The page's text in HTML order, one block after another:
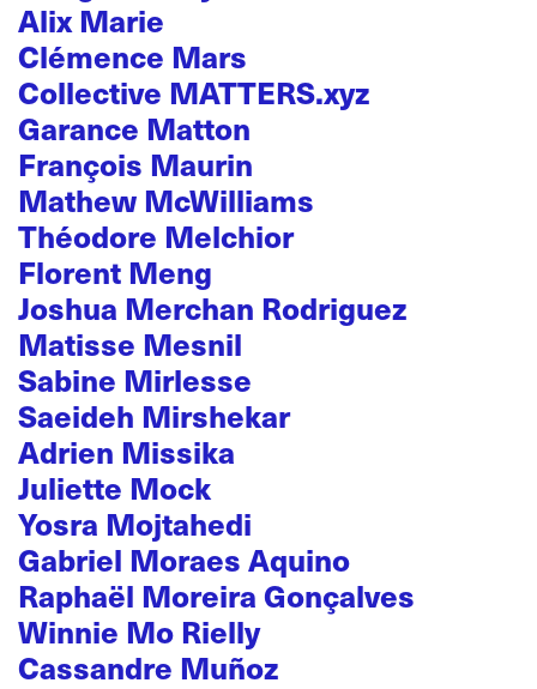
Alix Marie
Clémence Mars
Collective MATTERS.xyz
Garance Matton
François Maurin
Mathew McWilliams
Théodore Melchior
Florent Meng
Joshua Merchan Rodriguez
Matisse Mesnil
Sabine Mirlesse
Saeideh Mirshekar
Adrien Missika
Juliette Mock
Yosra Mojtahedi
Gabriel Moraes Aquino
Raphaël Moreira Gonçalves
Winnie Mo Rielly
Cassandre Muñoz